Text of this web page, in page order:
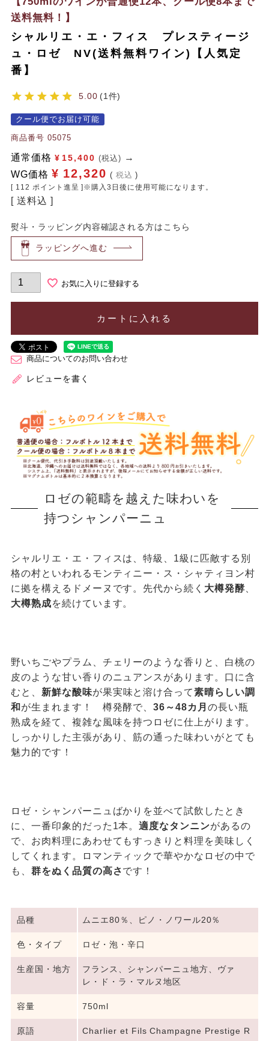
送料無料！】
シャルリエ・エ・フィス プレスティージ
ュ・ロゼ NV(送料無料ワイン)【人気定
番】
5.00 1
クール便でお届け可能
商品番号 05075
通常価格 ¥ 15,400 (税込)
WG価格 ¥ 12,320 税込
[ 112 ポイント進呈 ]※購入3日後に使用可能になります。
送料込
熨斗・ラッピング内容確認される方はこちら
ラッピングへ進む
お気に入りに登録する
カートに入れる
商品についてのお問い合わせ
レビューを書く
ロゼの範疇を越えた味わいを
持つシャンパーニュ
シャルリエ・エ・フィスは、特級、1級に匹敵する別
格の村といわれるモンティニー・ス・シャティヨン村
に拠を構えるドメーヌです。先代から続く 大樽発酵
大樽熟成を続けています。
野いちごやプラム、チェリーのような香りと、白桃の
皮のような甘い香りのニュアンスがあります。口に含
むと、 新鮮な酸味が果実味と溶け合って素晴らしい調
和 が生まれます！ 樽発酵で、36～48カ月の長い瓶
熟成を経て、複雑な風味を持つロゼに仕上がります。
しっかりした主張があり、筋の通った味わいがとても
魅力的です！
ロゼ・シャンパーニュばかりを並べて試飲したとき
に、一番印象的だった1本。適度なタンニンがあるの
で、お肉料理にあわせてもすっきりと料理を美味しく
してくれます。ロマンティックで華やかなロゼの中で
も、 群をぬく品質の高さです！
品種 ムニエ80％、ピノ・ノワール20％
色・タイプ ロゼ・泡・辛口
生産国・地方
フランス、シャンパーニュ地方、ヴァ
レ・ド・ラ・マルヌ地区
容量 750ml
原語
Charlier et Fils Champagne Prestige R